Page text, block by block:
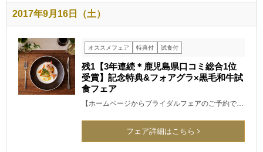
2017年9月16日（土）
オススメフェア 特典付 試食付
残1【3年連続＊鹿児島県口コミ総合1位
受賞】記念特典&フォアグラ×黒毛和牛試
食フェア
【ホームページからブライダルフェアのご予約で…
フェア詳細はこちら